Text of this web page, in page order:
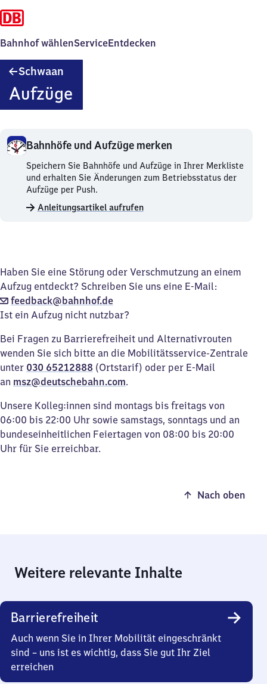
Bahnhof wählenServiceEntdecken
Schwaan
Aufzüge
Bahnhöfe und Aufzüge merken
Bahnhöfe
und
Aufzüge
merken.
Speichern Sie Bahnhöfe und Aufzüge in Ihrer Merkliste
und erhalten Sie Änderungen zum Betriebsstatus der
Aufzüge per Push.
Anleitungsartikel aufrufen
Haben Sie eine Störung oder Verschmutzung an einem
Aufzug entdeckt? Schreiben Sie uns eine E-Mail:
feedback@bahnhof.de
Ist ein Aufzug nicht nutzbar?
Bei Fragen zu Barrierefreiheit und Alternativrouten
wenden Sie sich bitte an die Mobilitätsservice-Zentrale
unter 030 65212888 (Ortstarif) oder per E-Mail
an msz@deutschebahn.com.
Unsere Kolleg:innen sind montags bis freitags von
06:00 bis 22:00 Uhr sowie samstags, sonntags und an
bundeseinheitlichen Feiertagen von 08:00 bis 20:00
Uhr für Sie erreichbar.
Nach oben
Weitere relevante Inhalte
Barrierefreiheit
Auch wenn Sie in Ihrer Mobilität eingeschränkt
sind – uns ist es wichtig, dass Sie gut Ihr Ziel
erreichen